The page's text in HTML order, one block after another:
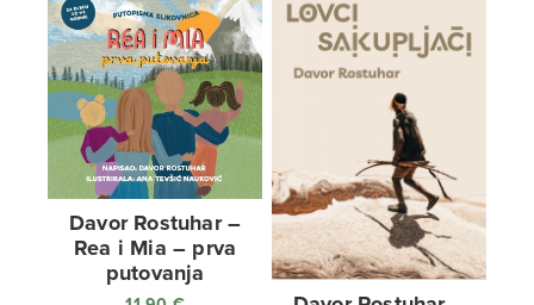
Davor Rostuhar –
Rea i Mia – prva
putovanja